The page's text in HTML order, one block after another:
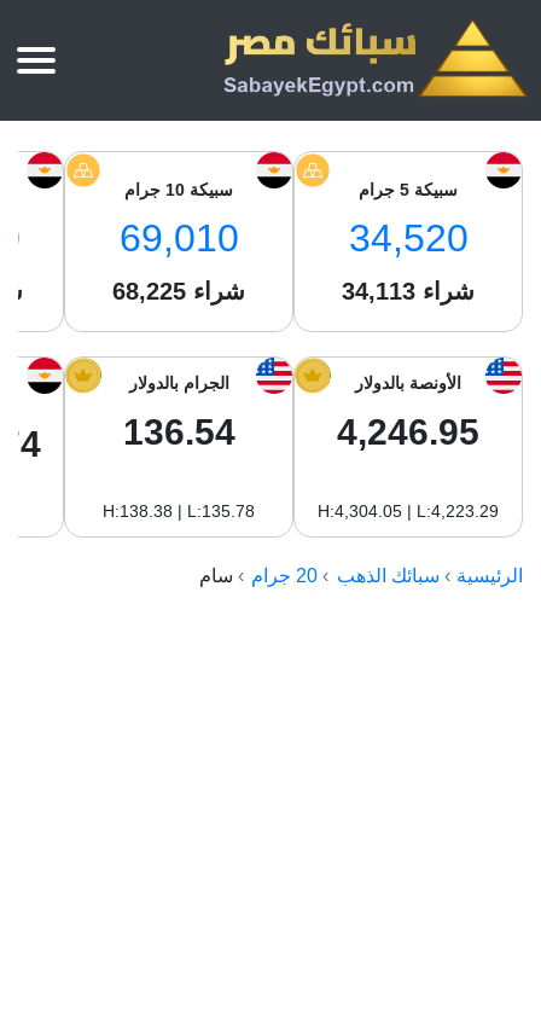
أسعار الذهب
سعر الذهب عيار 24
سعر جنيه الذهب
سبائك الذهب
بي تي سي
سام
سليمة جولد
سويس جولد
أسعار الفضة اليوم
سبائك الفضة
بي تي سي
جونير
نجم الدين
من نحن
سبيكة 5 جرام
34,520
34,113 شراء
سبيكة 10 جرام
69,010
68,225 شراء
الأونصة بالدولار
4,246.95
H:4,304.05 | L:4,223.29
الجرام بالدولار
136.54
H:138.38 | L:135.78
الرئيسية سبائك الذهب 20 جرام سام